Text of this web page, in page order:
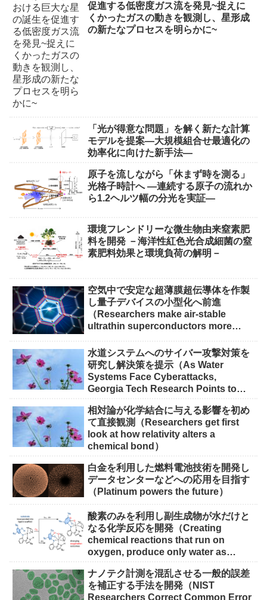
促進する低密度ガス流を発見~捉えに
くかったガスの動きを観測し、星形成
の新たなプロセスを明らかに~
「光が得意な問題」を解く新たな計算
モデルを提案―大規模組合せ最適化の
効率化に向けた新手法―
原子を流しながら「休まず時を測る」
光格子時計へ ―連続する原子の流れか
ら1.2ヘルツ幅の分光を実証―
環境フレンドリーな微生物由来窒素肥
料を開発 －海洋性紅色光合成細菌の窒
素肥料効果と環境負荷の解明－
空気中で安定な超薄膜超伝導体を作製
し量子デバイスの小型化へ前進
（Researchers make air-stable
ultrathin superconductors more
水道システムへのサイバー攻撃対策を
研究し解決策を提示（As Water
Systems Face Cyberattacks,
Georgia Tech Research Points to
相対論が化学結合に与える影響を初め
て直接観測（Researchers get first
look at how relativity alters a
chemical bond）
白金を利用した燃料電池技術を開発し
データセンターなどへの応用を目指す
（Platinum powers the future）
酸素のみを利用し副生成物が水だけと
なる化学反応を開発（Creating
chemical reactions that run on
oxygen, produce only water as
ナノテク計測を混乱させる一般的誤差
を補正する手法を開発（NIST
Researchers Correct Common Error